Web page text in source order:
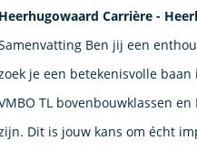
Heerhugowaard Carrière -
Ben jij een
je een betekenisvolle
TL bovenbouwklassen
Dit is jouw kans om écht